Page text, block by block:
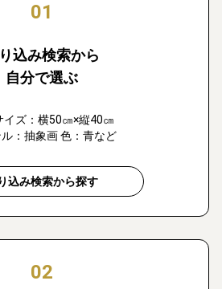
01
込み検索から
自分で選ぶ
イズ：横50㎝×縦40㎝
：抽象画 色：青など
込み検索から探す
02